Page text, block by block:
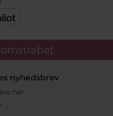
nyhedsbrev
her